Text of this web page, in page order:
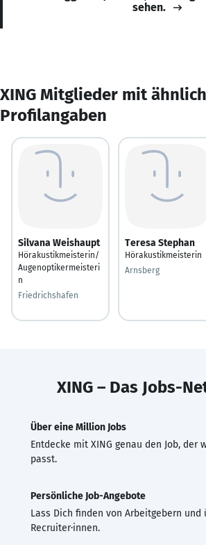
sehen.
XING Mitglieder mit
Profilangaben
Silvana Weishaupt
Hörakustikmeisterin/
Augenoptikermeisteri
n
Friedrichshafen
Teresa Stephan
Hörakustikmeisterin
Arnsberg
XING – Das Jobs-
Über eine Million Jobs
Entdecke mit XING genau den Job, der
passt.
Persönliche Job-Angebote
Lass Dich finden von Arbeitgebern und
Recruiter·innen.